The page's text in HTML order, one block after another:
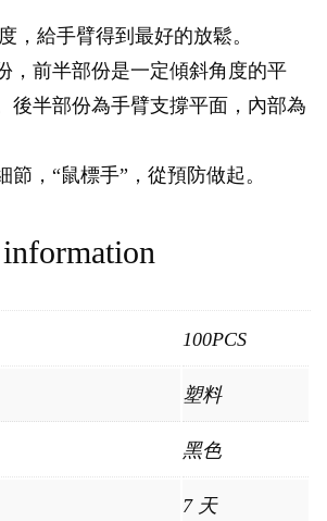
，給手臂得到最好的放鬆。
，前半部份是一定傾斜角度的平
後半部份為手臂支撐平面，內部為
節，“鼠標手”，從預防做起。
100PCS
塑料
黑色
7 天